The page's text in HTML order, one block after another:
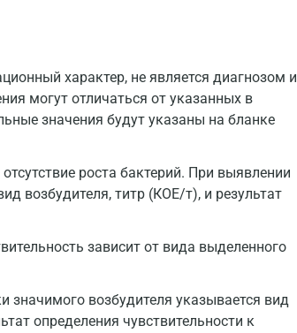
характер, не является диагнозом и
могут отличаться от указанных в
значения будут указаны на бланке
роста бактерий. При выявлении
возбудителя, титр (КОЕ/т), и результат
зависит от вида выделенного
значимого возбудителя указывается вид
определения чувствительности к
Балашиха
Барнаул
Великий Новгород
Волгоград